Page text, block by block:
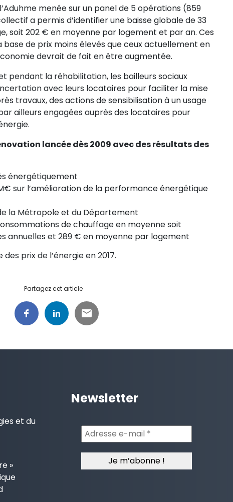
menée sur un panel de 5 opérations (859
a permis d’identifier une baisse globale de 33
soit 202 € en moyenne par logement et par an. Ces
de prix moins élevés que ceux actuellement en
devrait de fait en être augmentée.
pendant la réhabilitation, les bailleurs sociaux
avec leurs locataires pour faciliter la mise
travaux, des actions de sensibilisation à un usage
ailleurs engagées auprès des locataires pour
lancée dès 2009 avec des résultats des
énergétiquement
sur l’amélioration de la performance énergétique
la Métropole et du Département
de chauffage en moyenne soit
annuelles et 289 € en moyenne par logement
prix de l’énergie en 2017.
Partagez cet article
et du
»
Newsletter
Adresse
e-
mail